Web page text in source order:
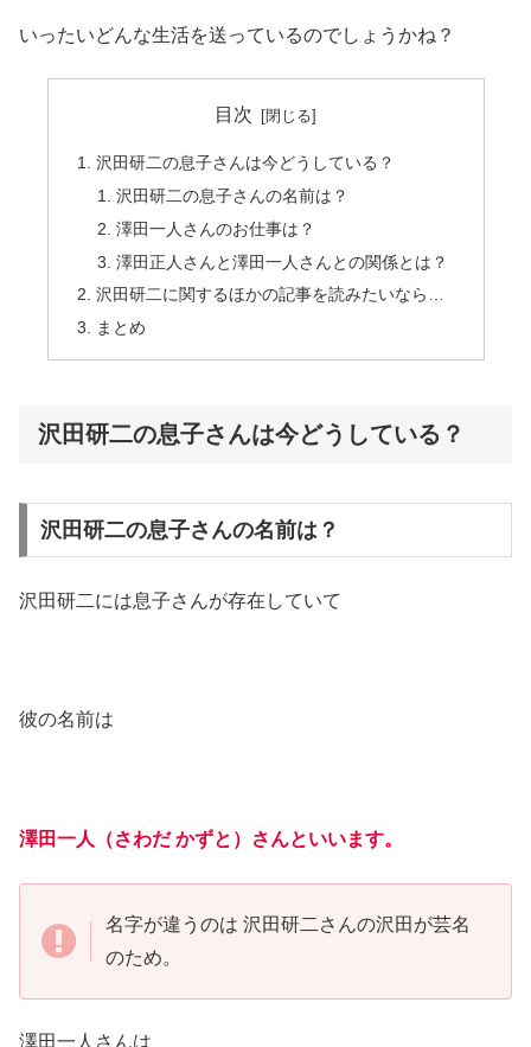
いったいどんな生活を送っているのでしょうかね？
目次
沢田研二の息子さんは今どうしている？
沢田研二の息子さんの名前は？
澤田一人さんのお仕事は？
澤田正人さんと澤田一人さんとの関係とは？
沢田研二に関するほかの記事を読みたいなら…
まとめ
沢田研二の息子さんは今どうしている？
沢田研二の息子さんの名前は？
沢田研二には息子さんが存在していて
彼の名前は
澤田一人（さわだ かずと）さんといいます。
名字が違うのは 沢田研二さんの沢田が芸名
のため。
澤田一人さんは